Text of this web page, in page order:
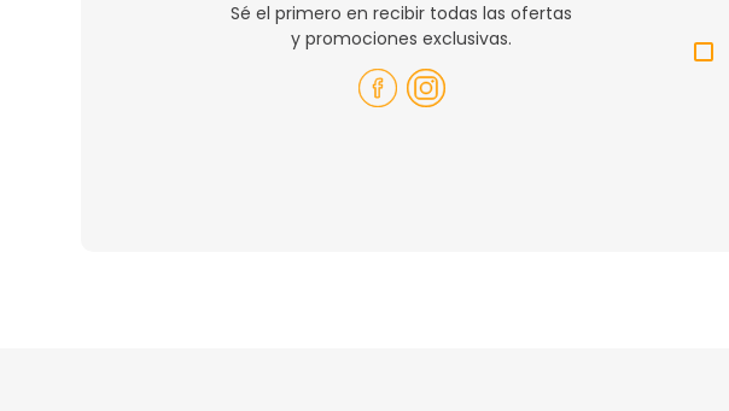
Sé el primero en recibir todas las ofertas
y promociones exclusivas.